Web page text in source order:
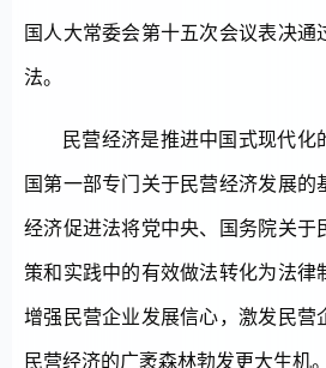
国人大常委会第十五次会议表决通
法。
民营经济是推进中国式现代化
国第一部专门关于民营经济发展的
经济促进法将党中央、国务院关于
策和实践中的有效做法转化为法律
增强民营企业发展信心，激发民营
民营经济的广袤森林勃发更大生机。